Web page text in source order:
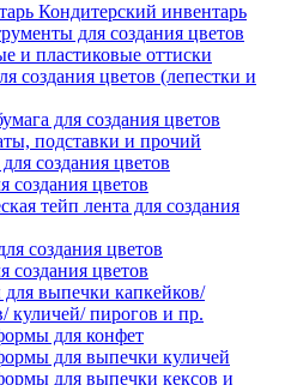
Кондитерский инвентарь
для создания цветов
и пластиковые оттиски
создания цветов (лепестки и
для создания цветов
подставки и прочий
создания цветов
создания цветов
тейп лента для создания
создания цветов
создания цветов
выпечки капкейков/
куличей/ пирогов и пр.
для конфет
для выпечки куличей
для выпечки кексов и